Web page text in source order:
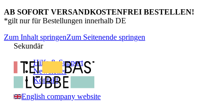
AB SOFORT VERSANDKOSTENFREI BESTELLEN!
*gilt nur für Bestellungen innerhalb DE
Zum Inhalt springenZum Seitenende springen
Sekundär
Hilfe & Support
Newsletter
Kontakt
English company website